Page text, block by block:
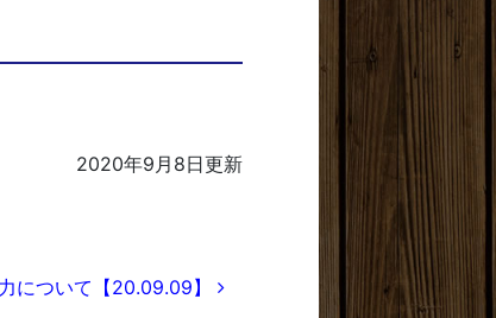
2020年9月8日更新
について【20.09.09】